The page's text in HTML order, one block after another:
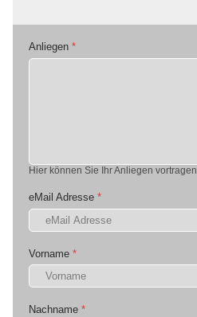
Anliegen *
Hier können Sie Ihr Anliegen vortragen
eMail Adresse *
Vorname *
Nachname *